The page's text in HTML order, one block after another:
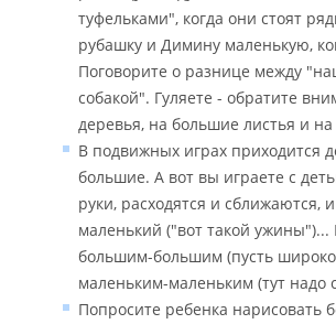
туфельками", когда они стоят
рубашку и Димину маленькую,
Поговорите о разнице между
собакой". Гуляете - обратите
деревья, на большие листья и
В подвижных играх приходится
большие. А вот вы играете с
руки, расходятся и сближаются,
маленький ("вот такой ужины")...
большим-большим (пусть широко
маленьким-маленьким (тут надо
Попросите ребенка нарисовать